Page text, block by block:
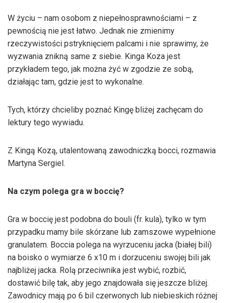
W życiu – nam osobom z niepełnosprawnościami – z
pewnością nie jest łatwo. Jednak nie zmienimy
rzeczywistości pstryknięciem palcami i nie sprawimy, że
wyzwania znikną same z siebie. Kinga Koza jest
przykładem tego, jak można żyć w zgodzie ze sobą,
działając tam, gdzie jest to wykonalne.
Tych, którzy chcieliby poznać Kingę bliżej zachęcam do
lektury tego wywiadu.
Z Kingą Kozą, utalentowaną zawodniczką bocci, rozmawia
Martyna Sergiel.
Na czym polega gra w boccię?
Gra w boccię jest podobna do bouli (fr. kula), tylko w tym
przypadku mamy bile skórzane lub zamszowe wypełnione
granulatem. Boccia polega na wyrzuceniu jacka (białej bili)
na boisko o wymiarze 6 x10 m i dorzuceniu swojej bili jak
najbliżej jacka. Rolą przeciwnika jest wybić, rozbić,
dostawić bilę tak, aby jego znajdowała się jeszcze bliżej.
Zawodnicy mają po 6 bil czerwonych lub niebieskich różnej